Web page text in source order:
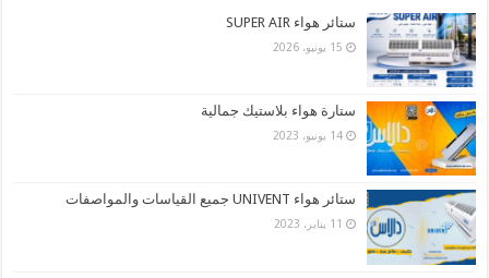
ستائر هواء SUPER AIR
15 يونيو، 2026
ستارة هواء بلاستيك جمالية
14 يونيو، 2023
ستائر هواء UNIVENT جميع القياسات والمواصفات
11 يناير، 2023